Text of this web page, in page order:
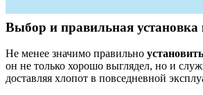
Выбор и правильная установка
Не менее значимо правильно
он не только хорошо выглядел, но и
доставляя хлопот в повседневной